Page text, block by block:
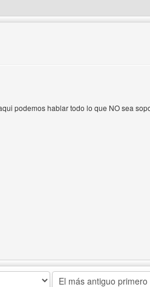
podemos hablar todo lo que NO sea